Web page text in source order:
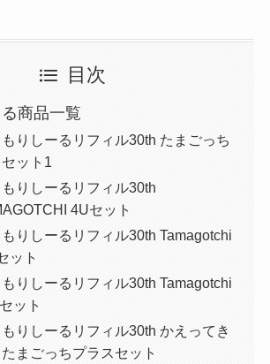
目次
商品一覧
りしーるリフィル30th たまごっち
セット1
りしーるリフィル30th
4Uセット
りしーるリフィル30th Tamagotchi
ット
りしーるリフィル30th Tamagotchi
ット
りしーるリフィル30th かえってき
まごっちプラスセット